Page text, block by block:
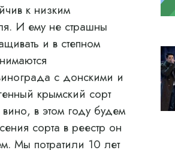
к низким
И ему не страшны
и в степном
с донскими и
крымский сорт
в этом году будем
сорта в реестр он
Мы потратили 10 лет